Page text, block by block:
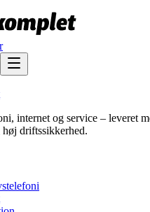
internet og service – leveret
driftssikkerhed.